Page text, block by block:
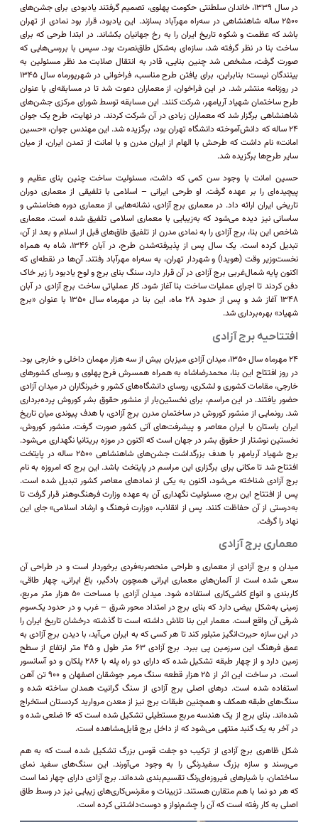
در سال ۱۳۳۹، خاندان سلطنتی حکومت پهلوی، تصمیم گرفتند یادبودی برای جشن‌های
۲۵۰۰ ساله شاهنشاهی در سه‌راه مهرآباد بسازند. این یادبود، قرار بود نمادی از تهران
باشد که عظمت و شکوه تاریخ ایران را به رخ جهانیان بکشاند. در ابتدا طرحی که برای
ساخت بنا در نظر گرفته شد، سازه‌ای به‌شکل طاق‌نصرت بود. سپس با بررسی‌هایی که
صورت گرفت، مشخص شد چنین بنایی، قادر به انتقال صلابت مد نظر مسئولین به
بینندگان نیست؛ بنابراین، برای یافتن طرح مناسب، فراخوانی در شهریورماه سال ۱۳۴۵
در روزنامه منتشر شد. در این فراخوان، از معماران دعوت شد تا در مسابقه‌ای با عنوان
طرح ساختمان شهیاد آریامهر، شرکت کنند. این مسابقه توسط شورای مرکزی جشن‌های
شاهنشاهی برگزار شد که معماران زیادی در آن شرکت کردند. در نهایت، طرح یک جوان
۲۴ ساله که دانش‌آموخته دانشگاه تهران بود، برگزیده شد. این مهندس جوان، «حسین
امانت» نام داشت که طرحش با الهام از ایران مدرن و با امانت از تمدن ایران، از میان
سایر طرح‌ها برگزیده شد.
حسین امانت با وجود سن کمی که داشت، مسئولیت ساخت چنین بنای عظیم و
پیچیده‌ای را بر عهده گرفت. او طرحی ایرانی – اسلامی با تلفیقی از معماری دوران
تاریخی ایران ارائه داد. در معماری برج آزادی، نشانه‌هایی از معماری دوره هخامنشی و
ساسانی نیز دیده می‌شود که به‌زیبایی با معماری اسلامی تلفیق شده است. معماری
شاخص این بنا، برج آزادی را به نمادی مدرن از تلفیق طاق‌های قبل از اسلام و بعد از آن،
تبدیل کرده است. یک سال پس از پذیرفته‌شدن طرح، در آبان ۱۳۴۶، شاه به همراه
نخست‌وزیر وقت (هویدا) و شهردار تهران، به سه‌راه مهرآباد رفتند. آن‌ها در نقطه‌ای که
اکنون پایه شمال‌غربی برج آزادی در آن قرار دارد، سنگ بنای برج و لوح یادبود را زیر خاک
دفن کردند تا اجرای عملیات ساخت بنا آغاز شود. کار عملیاتی ساخت برج آزادی در آبان
۱۳۴۸ آغاز شد و پس از حدود ۲۸ ماه، این بنا در مهرماه سال ۱۳۵۰ با عنوان «برج
شهیاد» بهره‌برداری شد.
افتتاحیه برج آزادی
۲۴ مهرماه سال ۱۳۵۰، میدان آزادی میزبان بیش از سه هزار مهمان داخلی و خارجی بود.
در روز افتتاح این بنا، محمدرضاشاه به همراه همسرش فرح پهلوی و روسای کشور‌های
خارجی، مقامات کشوری و لشکری، روسای دانشگاه‌های کشور و خبرنگاران در میدان آزادی
حضور یافتند. در این مراسم، برای نخستین‌بار از منشور حقوق بشر کوروش پرده‌برداری
شد. رونمایی از منشور کوروش در ساختمان مدرن برج آزادی، با هدف پیوندی میان تاریخ
ایران باستان با ایران معاصر و پیشرفت‌های آتی کشور صورت گرفت. منشور کوروش،
نخستین نوشتار از حقوق بشر در جهان است که اکنون در موزه بریتانیا نگهداری می‌شود.
برج شهیاد آریامهر با هدف بزرگداشت جشن‌های شاهنشاهی ۲۵۰۰ ساله در پایتخت
افتتاح شد تا مکانی برای برگزاری این مراسم در پایتخت باشد. این برج که امروزه به نام
برج آزادی شناخته می‌شود، اکنون به یکی از نماد‌های معاصر کشور تبدیل شده است.
پس از افتتاح این برج، مسئولیت نگهداری آن به عهده وزارت فرهنگ‌وهنر قرار گرفت تا
به‌درستی از آن حفاظت کنند. پس از انقلاب، «وزارت فرهنگ و ارشاد اسلامی» جای این
نهاد را گرفت.
معماری برج آزادی
میدان و برج آزادی از معماری و طراحی منحصربه‌فردی برخوردار است و در طراحی آن
سعی شده است از آلمان‌های معماری ایرانی همچون بادگیر، باغ ایرانی، چهار طاقی،
کاربندی و انواع کاشی‌کاری استفاده شود. میدان آزادی با مساحت ۵۰ هزار متر مربع،
زمینی به‌شکل بیضی دارد که بنای برج در امتداد محور شرق – غرب و در حدود یک‌سوم
شرقی آن واقع است. معمار این بنا تلاش داشته است تا گذشته درخشان تاریخ ایران را
در این سازه حیرت‌انگیز متبلور کند تا هر کسی که به ایران می‌آید، با دیدن برج آزادی به
عمق فرهنگ این سرزمین پی ببرد. برج آزادی ۶۳ متر طول و ۴۵ متر ارتفاع از سطح
زمین دارد و از چهار طبقه تشکیل شده که دارای دو راه پله با ۲۸۶ پلکان و دو آسانسور
است. در ساخت این اثر از ۲۵ هزار قطعه سنگ مرمر جوشقان اصفهان و ۹۰۰ تن آهن
استفاده شده است. در‌های اصلی برج آزادی از سنگ گرانیت همدان ساخته شده و
سنگ‌های طبقه همکف و همچنین طبقات برج نیز از معدن مروارید کردستان استخراج
شده‌اند. بنای برج از یک هندسه مربع مستطیلی تشکیل شده است که ۱۶ ضلعی شده و
در آخر به یک گنبد منتهی می‌شود که از داخل برج قابل‌مشاهده است.
شکل ظاهری برج آزادی از ترکیب دو جفت قوس بزرگ تشکیل شده است که به هم
می‌رسند و سازه بزرگ سفیدرنگی را به وجود می‌آورند. این سنگ‌های سفید نمای
ساختمان، با شیار‌های فیروزه‌ای‌رنگ تقسیم‌بندی شده‌اند. برج آزادی دارای چهار نما است
که هر دو نما با هم متقارن هستند. تزیینات و مقرنس‌کاری‌های زیبایی نیز در وسط طاق
اصلی به کار رفته است که آن را چشم‌نواز و دوست‌داشتنی کرده است.